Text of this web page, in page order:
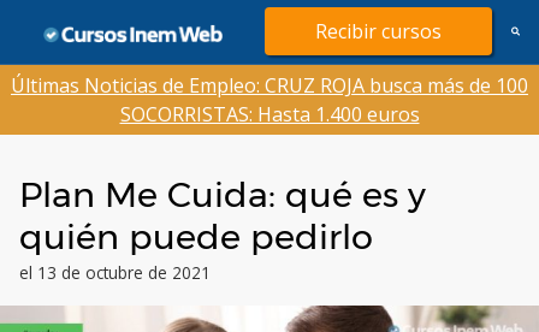
contenido
Recibir cursos
Últimas Noticias de Empleo: CRUZ ROJA busca más de 100
SOCORRISTAS: Hasta 1.400 euros
Plan Me Cuida: qué es y
quién puede pedirlo
el 13 de octubre de 2021